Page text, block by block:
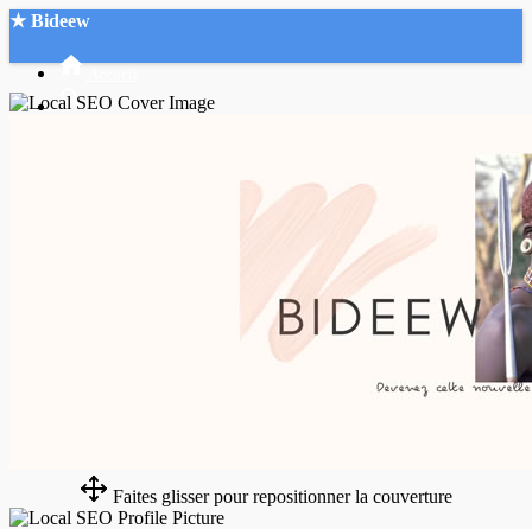
★ Bideew
Faites glisser pour repositionner la couverture